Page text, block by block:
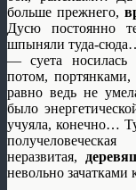
больше прежнего,
Дусю постоянно
шпыняли туда-
— суета носилась
потом,
равно ведь не
было
учуяла, конечно…
неразвитая,
невольно